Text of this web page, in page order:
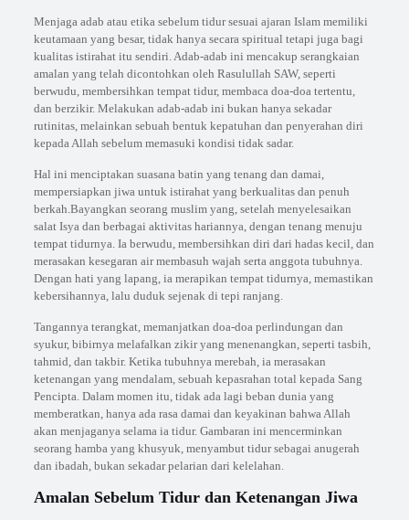
Menjaga adab atau etika sebelum tidur sesuai ajaran Islam memiliki
keutamaan yang besar, tidak hanya secara spiritual tetapi juga bagi
kualitas istirahat itu sendiri. Adab-adab ini mencakup serangkaian
amalan yang telah dicontohkan oleh Rasulullah SAW, seperti
berwudu, membersihkan tempat tidur, membaca doa-doa tertentu,
dan berzikir. Melakukan adab-adab ini bukan hanya sekadar
rutinitas, melainkan sebuah bentuk kepatuhan dan penyerahan diri
kepada Allah sebelum memasuki kondisi tidak sadar.
Hal ini menciptakan suasana batin yang tenang dan damai,
mempersiapkan jiwa untuk istirahat yang berkualitas dan penuh
berkah.Bayangkan seorang muslim yang, setelah menyelesaikan
salat Isya dan berbagai aktivitas hariannya, dengan tenang menuju
tempat tidurnya. Ia berwudu, membersihkan diri dari hadas kecil, dan
merasakan kesegaran air membasuh wajah serta anggota tubuhnya.
Dengan hati yang lapang, ia merapikan tempat tidurnya, memastikan
kebersihannya, lalu duduk sejenak di tepi ranjang.
Tangannya terangkat, memanjatkan doa-doa perlindungan dan
syukur, bibirnya melafalkan zikir yang menenangkan, seperti tasbih,
tahmid, dan takbir. Ketika tubuhnya merebah, ia merasakan
ketenangan yang mendalam, sebuah kepasrahan total kepada Sang
Pencipta. Dalam momen itu, tidak ada lagi beban dunia yang
memberatkan, hanya ada rasa damai dan keyakinan bahwa Allah
akan menjaganya selama ia tidur. Gambaran ini mencerminkan
seorang hamba yang khusyuk, menyambut tidur sebagai anugerah
dan ibadah, bukan sekadar pelarian dari kelelahan.
Amalan Sebelum Tidur dan Ketenangan Jiwa